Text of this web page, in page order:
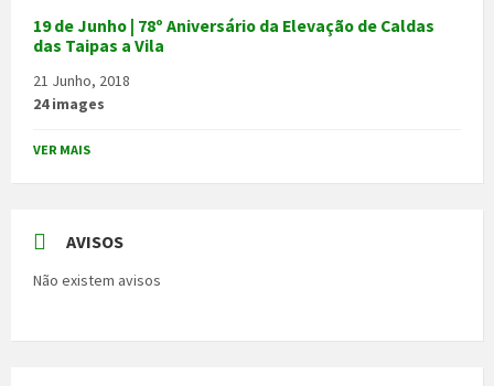
19 de Junho | 78º Aniversário da Elevação de Caldas
das Taipas a Vila
21 Junho, 2018
24 images
VER MAIS
AVISOS
Não existem avisos